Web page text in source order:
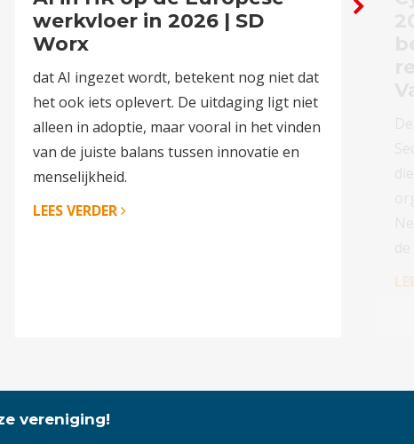
werkvloer in 2026 | SD
Worx
dat AI ingezet wordt, betekent nog niet dat
het ook iets oplevert. De uitdaging ligt niet
alleen in adoptie, maar vooral in het vinden
van de juiste balans tussen innovatie en
menselijkheid.
LEES VERDER
vereniging!